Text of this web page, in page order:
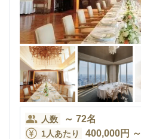
人数 ～ 72名
1人あたり 400,000円 ～